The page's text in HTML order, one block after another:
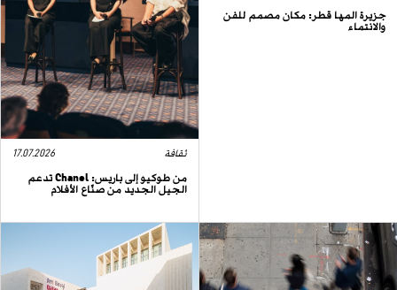
جزيرة المها قطر: مكان مصمم للفن
والانتماء
ثقافة 17.07.2026
من طوكيو إلى باريس: Chanel تدعم
الجيل الجديد من صنّاع الأفلام